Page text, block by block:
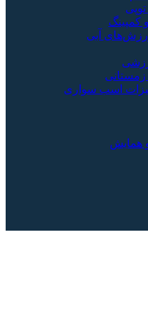
کمپینگ
آبی
اسب سواری
همایش